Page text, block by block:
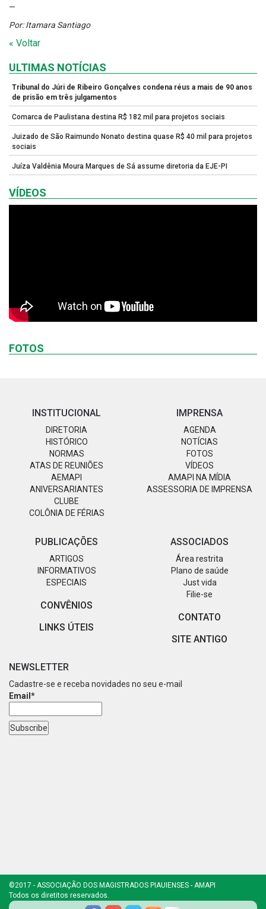
—
Por: Itamara Santiago
« Voltar
ULTIMAS NOTÍCIAS
Tribunal do Júri de Ribeiro Gonçalves condena réus a mais de 90 anos
de prisão em três julgamentos
Comarca de Paulistana destina R$ 182 mil para projetos sociais
Juizado de São Raimundo Nonato destina quase R$ 40 mil para projetos
sociais
Juíza Valdênia Moura Marques de Sá assume diretoria da EJE-PI
VÍDEOS
FOTOS
INSTITUCIONAL
DIRETORIA
HISTÓRICO
NORMAS
ATAS DE REUNIÕES
AEMAPI
ANIVERSARIANTES
CLUBE
COLÔNIA DE FÉRIAS
IMPRENSA
AGENDA
NOTÍCIAS
FOTOS
VÍDEOS
AMAPI NA MÍDIA
ASSESSORIA DE IMPRENSA
PUBLICAÇÕES
ARTIGOS
INFORMATIVOS
ESPECIAIS
CONVÊNIOS
LINKS ÚTEIS
ASSOCIADOS
Área restrita
Plano de saúde
Just vida
Filie-se
CONTATO
SITE ANTIGO
NEWSLETTER
Cadastre-se e receba novidades no seu e-mail
Email*
©2017 - ASSOCIAÇÃO DOS MAGISTRADOS PIAUIENSES - AMAPI
Todos os diretitos reservados.